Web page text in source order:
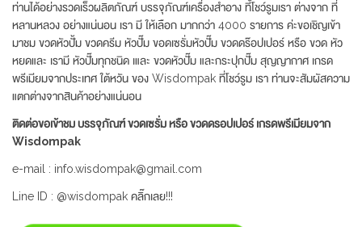
ท่านได้อย่างรวดเร็วผลิตภัณฑ์ บรรจุภัณฑ์เครื่องสำอาง ที้โชว์รูมเรา ต่างจาก ที่
หลานหลวง อย่างแน่นอน เรา มี ให้เลือก มากกว่า 4000 รายการ ค่ะขอเชิญเข้า
มาชม ขวดหัวปั้ม ขวดครีม หัวปั๊ม ขอดเซรั่มหัวปั๊ม ขวดดร๊อปเปอร์ หรือ ขวด หัว
หยดและ เรามี หัวปั๊มทุกชนิด เและ ขวดหัวปั๊ม และกระปุกปั๊ม สุญญากาศ เกรด
พรีเมียมจากประเทศ ใต้หวัน ของ Wisdompak ที่โชว์รูม เรา ท่านจะสัมผัสความ
แตกต่างจากสินค้าอย่างแน่นอน
ติดต่อขอเข้าชม บรรจุภัณฑ์ ขวดเซรั่ม หรือ ขวดดรอปเปอร์ เกรดพรีเมียมจาก
Wisdompak
e-mail : info.wisdompak@gmail.com
Line ID : @wisdompak คลิ๊กเลย!!!